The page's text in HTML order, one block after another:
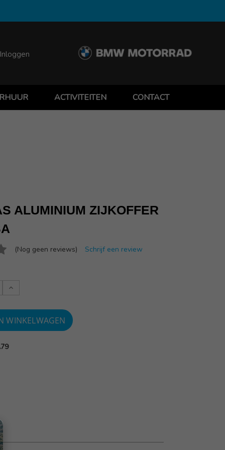
Inloggen
ACTIVITEITEN CONTACT
ALUMINIUM ZIJKOFFER
(Nog geen reviews) Schrijf een review
Verlaag